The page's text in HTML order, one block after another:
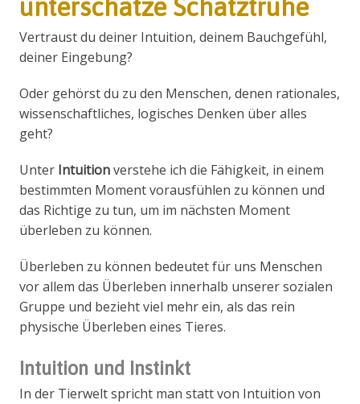
unterschätze Schatztruhe
Vertraust du deiner Intuition, deinem Bauchgefühl,
deiner Eingebung?
Oder gehörst du zu den Menschen, denen rationales,
wissenschaftliches, logisches Denken über alles
geht?
Unter Intuitionverstehe ich die Fähigkeit, in einem
bestimmten Moment vorausfühlen zu können und
das Richtige zu tun, um im nächsten Moment
überleben zu können.
Überleben zu können bedeutet für uns Menschen
vor allem das Überleben innerhalb unserer sozialen
Gruppe und bezieht viel mehr ein, als das rein
physische Überleben eines Tieres.
Intuition und Instinkt
In der Tierwelt spricht man statt von Intuition von